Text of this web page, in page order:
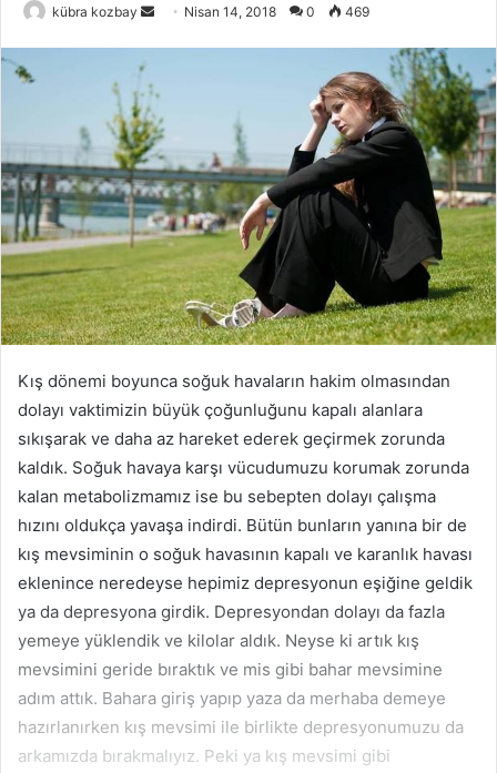
kübra kozbay
Bir
göndermek
Nisan 14, 2018 0 469
Kış dönemi boyunca soğuk havaların hakim olmasından
dolayı vaktimizin büyük çoğunluğunu kapalı alanlara
sıkışarak ve daha az hareket ederek geçirmek zorunda
kaldık. Soğuk havaya karşı vücudumuzu korumak zorunda
kalan metabolizmamız ise bu sebepten dolayı çalışma
hızını oldukça yavaşa indirdi. Bütün bunların yanına bir de
kış mevsiminin o soğuk havasının kapalı ve karanlık havası
eklenince neredeyse hepimiz depresyonun eşiğine geldik
ya da depresyona girdik. Depresyondan dolayı da fazla
yemeye yüklendik ve kilolar aldık. Neyse ki artık kış
mevsimini geride bıraktık ve mis gibi bahar mevsimine
adım attık. Bahara giriş yapıp yaza da merhaba demeye
hazırlanırken kış mevsimi ile birlikte depresyonumuzu da
arkamızda bırakmalıyız. Peki ya kış mevsimi gibi